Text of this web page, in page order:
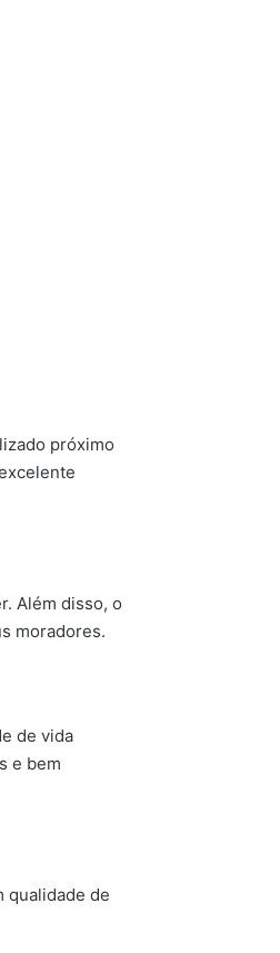
próximo
Além disso, o
moradores.
de vida
e bem
qualidade de